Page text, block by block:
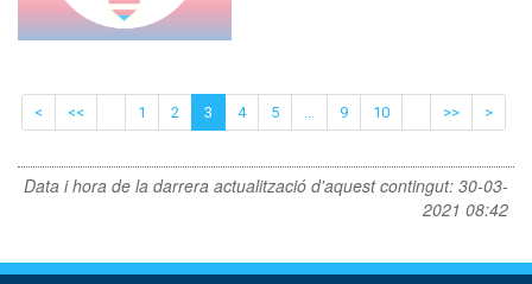
< << 1 2 3 4 5 ... 9 10 >> >
Data i hora de la darrera actualització d'aquest contingut: 30-03-
2021 08:42